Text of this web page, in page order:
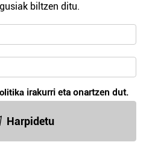
biltzen ditu.
irakurri eta onartzen dut.
Harpidetu